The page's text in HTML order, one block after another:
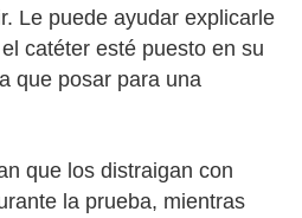
Le puede ayudar explicarle
catéter esté puesto en su
que posar para una
que los distraigan con
la prueba, mientras